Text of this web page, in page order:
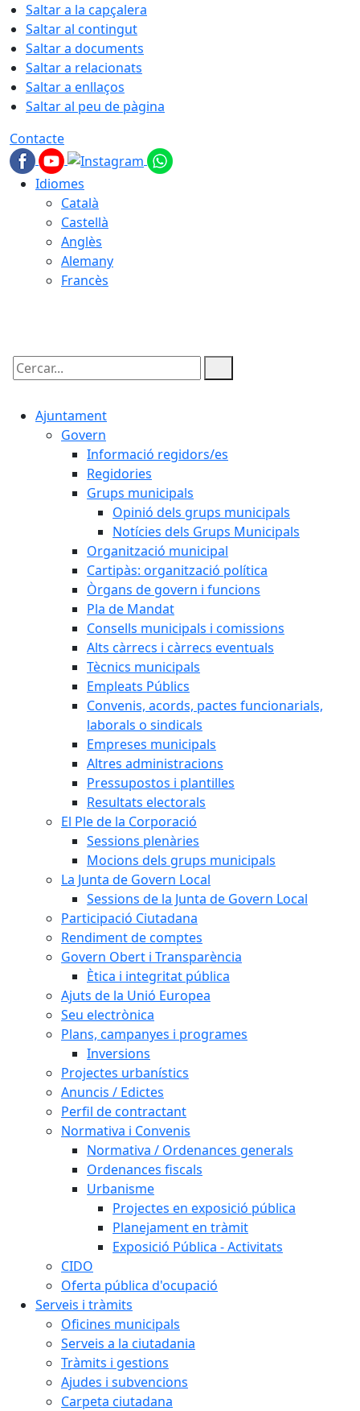
Saltar a la capçalera
Saltar al contingut
Saltar a documents
Saltar a relacionats
Saltar a enllaços
Saltar al peu de pàgina
Contacte
Idiomes
Català
Castellà
Anglès
Alemany
Francès
Cercar:
Ajuntament
Govern
Informació regidors/es
Regidories
Grups municipals
Opinió dels grups municipals
Notícies dels Grups Municipals
Organització municipal
Cartipàs: organització política
Òrgans de govern i funcions
Pla de Mandat
Consells municipals i comissions
Alts càrrecs i càrrecs eventuals
Tècnics municipals
Empleats Públics
Convenis, acords, pactes funcionarials,
laborals o sindicals
Empreses municipals
Altres administracions
Pressupostos i plantilles
Resultats electorals
El Ple de la Corporació
Sessions plenàries
Mocions dels grups municipals
La Junta de Govern Local
Sessions de la Junta de Govern Local
Participació Ciutadana
Rendiment de comptes
Govern Obert i Transparència
Ètica i integritat pública
Ajuts de la Unió Europea
Seu electrònica
Plans, campanyes i programes
Inversions
Projectes urbanístics
Anuncis / Edictes
Perfil de contractant
Normativa i Convenis
Normativa / Ordenances generals
Ordenances fiscals
Urbanisme
Projectes en exposició pública
Planejament en tràmit
Exposició Pública - Activitats
CIDO
Oferta pública d'ocupació
Serveis i tràmits
Oficines municipals
Serveis a la ciutadania
Tràmits i gestions
Ajudes i subvencions
Carpeta ciutadana